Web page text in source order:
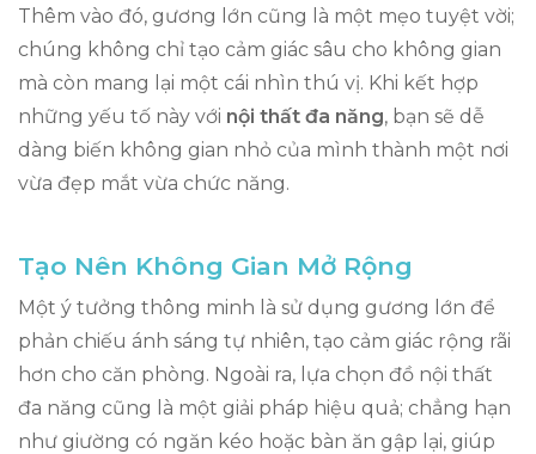
Thêm vào đó, gương lớn cũng là một mẹo tuyệt vời;
chúng không chỉ tạo cảm giác sâu cho không gian
mà còn mang lại một cái nhìn thú vị. Khi kết hợp
những yếu tố này với nội thất đa năng, bạn sẽ dễ
dàng biến không gian nhỏ của mình thành một nơi
vừa đẹp mắt vừa chức năng.
Tạo Nên Không Gian Mở Rộng
Một ý tưởng thông minh là sử dụng gương lớn để
phản chiếu ánh sáng tự nhiên, tạo cảm giác rộng rãi
hơn cho căn phòng. Ngoài ra, lựa chọn đồ nội thất
đa năng cũng là một giải pháp hiệu quả; chẳng hạn
như giường có ngăn kéo hoặc bàn ăn gập lại, giúp